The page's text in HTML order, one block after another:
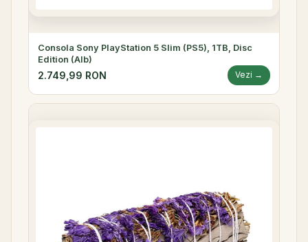
Consola Sony PlayStation 5 Slim (PS5), 1TB, Disc
Edition (Alb)
2.749,99 RON Vezi →